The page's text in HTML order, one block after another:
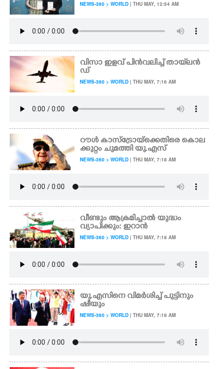
NEWS-360 > WORLD | THU MAY, 12:54 AM
വിസാ ഇളവ് പിൻവലിച്ച് തായ്‌ലൻ
ഡ്
NEWS-360 > WORLD | THU MAY, 7:16 AM
റൗൾ കാസ്ട്രോയ്ക്കെതിരെ കൊല
ക്കുറ്റം ചുമത്തി യു.എസ്
NEWS-360 > WORLD | THU MAY, 7:18 AM
വീണ്ടും ആക്രമിച്ചാൽ യുദ്ധം
വ്യാപിക്കും: ഇറാൻ
NEWS-360 > WORLD | THU MAY, 7:18 AM
യു.എസിനെ വിമർശിച്ച് പുട്ടിനും
ഷീയും
NEWS-360 > WORLD | THU MAY, 7:18 AM